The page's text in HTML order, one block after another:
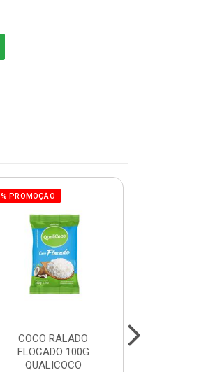
% PROMOÇÃO
COCO RALADO
FLOCADO 100G
QUALICOCO